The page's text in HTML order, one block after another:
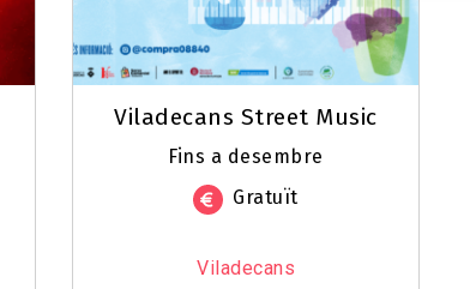
Viladecans Street Music
Fins a desembre
Gratuït
Viladecans